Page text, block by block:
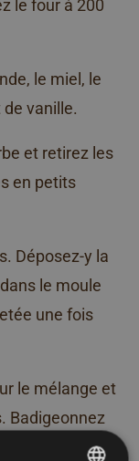
le four à 200
le miel, le
vanille.
et retirez les
en petits
Déposez-y la
le moule
une fois
le mélange et
Badigeonnez
un peu d'œuf